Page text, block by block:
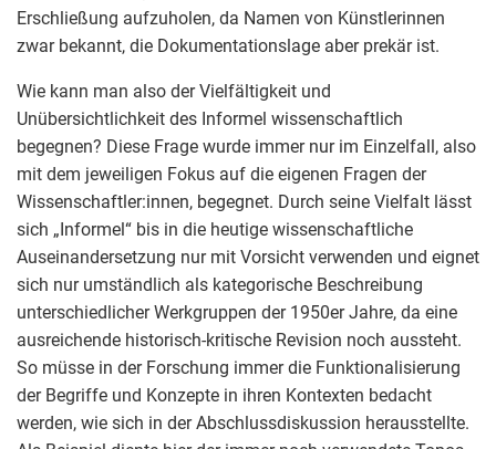
Erschließung aufzuholen, da Namen von Künstlerinnen
zwar bekannt, die Dokumentationslage aber prekär ist.
Wie kann man also der Vielfältigkeit und
Unübersichtlichkeit des Informel wissenschaftlich
begegnen? Diese Frage wurde immer nur im Einzelfall, also
mit dem jeweiligen Fokus auf die eigenen Fragen der
Wissenschaftler:innen, begegnet. Durch seine Vielfalt lässt
sich „Informel“ bis in die heutige wissenschaftliche
Auseinandersetzung nur mit Vorsicht verwenden und eignet
sich nur umständlich als kategorische Beschreibung
unterschiedlicher Werkgruppen der 1950er Jahre, da eine
ausreichende historisch-kritische Revision noch aussteht.
So müsse in der Forschung immer die Funktionalisierung
der Begriffe und Konzepte in ihren Kontexten bedacht
werden, wie sich in der Abschlussdiskussion herausstellte.